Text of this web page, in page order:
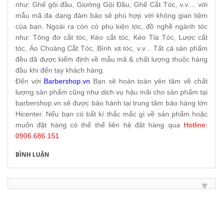
như: Ghế gội đầu, Giường Gội Đầu, Ghế Cắt Tóc, v.v.... với
mẫu mã đa dạng đảm bảo sẽ phù hợp với không gian tiệm
của bạn. Ngoài ra còn có phụ kiện tóc, đồ nghề ngành tóc
như: Tông đơ cắt tóc, Kéo cắt tóc, Kéo Tỉa Tóc, Lược cắt
tóc, Áo Choàng Cẵt Tóc, Bình xịt tóc, v.v... Tất cả sản phẩm
đều đã được kiểm định về mẫu mã & chất lượng thuộc hàng
đầu khi đến tay khách hàng.
Đến với Barbershop.vn Bạn sẽ hoàn toàn yên tâm về chất
lượng sản phẩm cũng như dịch vụ hậu mãi cho sản phẩm tại
barbershop.vn sẽ được bảo hành tại trung tâm bảo hàng lớn
Hicenter. Nếu bạn có bất kì thắc mắc gì về sản phẩm hoặc
muốn đặt hàng có thể thể liên hệ đặt hàng qua Hotline:
0906.686.151
BÌNH LUẬN